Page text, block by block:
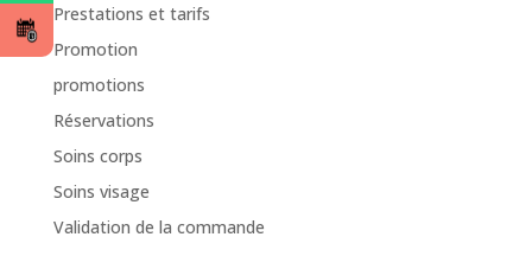
Prestations et tarifs
Promotion
promotions
Réservations
Soins corps
Soins visage
Validation de la commande